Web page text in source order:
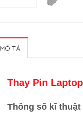
MÔ TẢ
Thay Pin
Thông số kĩ thuật